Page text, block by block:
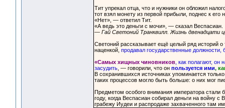
Тит упрекал отца, что и нужники он обложил
тот взял монету из первой прибыли, поднес к его
«Нет», — ответил Тит.
«А ведь это деньги с мочи», — сказал Веспасиан.
— Гай Светоний Транквилл. Жизнь двенадцати
Светоний рассказывает ещё целый ряд историй
наценкой, продавал государственные
«Самых хищных чиновников , как полагают, он
засудить , — говорили, что он пользуется ими,
В сохранившихся источниках упоминается
таких процессов могло быть больше: о них мог
Предметом особого внимания императора стали
году, когда Веспасиан собирал деньги на войну
грабежу Иудеи и распродаже захваченного там